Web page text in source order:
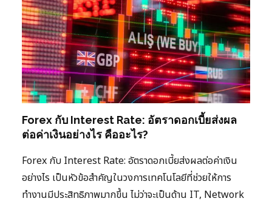
Forex กับ Interest Rate: อัตราดอกเบี้ยส่งผล
ต่อค่าเงินอย่างไร คืออะไร?
Forex กับ Interest Rate: อัตราดอกเบี้ยส่งผลต่อค่าเงิน
อย่างไร เป็นหัวข้อสำคัญในวงการเทคโนโลยีที่ช่วยให้การ
ทำงานมีประสิทธิภาพมากขึ้น ไม่ว่าจะเป็นด้าน IT, Network